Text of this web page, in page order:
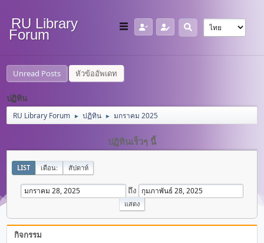
RU Library
Forum
Unread Posts หัวข้ออัพเดท
ปฏิทิน
RU Library Forum ► ปฏิทิน ► มกราคม 2025
ปฏิทินเร็วๆ นี้
LIST เดือน: สัปดาห์
ถึง
กิจกรรม